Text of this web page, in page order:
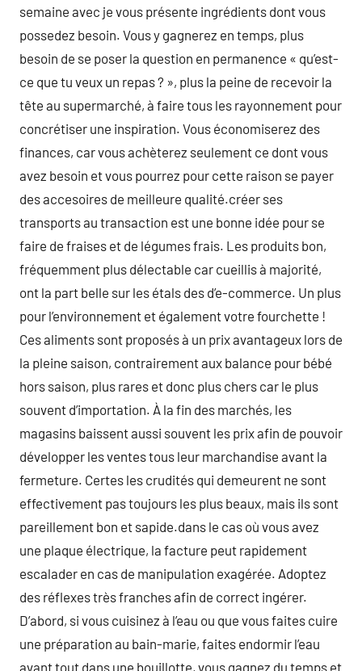
semaine avec je vous présente ingrédients dont vous
possedez besoin. Vous y gagnerez en temps, plus
besoin de se poser la question en permanence « qu’est-
ce que tu veux un repas ? », plus la peine de recevoir la
tête au supermarché, à faire tous les rayonnement pour
concrétiser une inspiration. Vous économiserez des
finances, car vous achèterez seulement ce dont vous
avez besoin et vous pourrez pour cette raison se payer
des accesoires de meilleure qualité.créer ses
transports au transaction est une bonne idée pour se
faire de fraises et de légumes frais. Les produits bon,
fréquemment plus délectable car cueillis à majorité,
ont la part belle sur les étals des d’e-commerce. Un plus
pour l’environnement et également votre fourchette !
Ces aliments sont proposés à un prix avantageux lors de
la pleine saison, contrairement aux balance pour bébé
hors saison, plus rares et donc plus chers car le plus
souvent d’importation. À la fin des marchés, les
magasins baissent aussi souvent les prix afin de pouvoir
développer les ventes tous leur marchandise avant la
fermeture. Certes les crudités qui demeurent ne sont
effectivement pas toujours les plus beaux, mais ils sont
pareillement bon et sapide.dans le cas où vous avez
une plaque électrique, la facture peut rapidement
escalader en cas de manipulation exagérée. Adoptez
des réflexes très franches afin de correct ingérer.
D’abord, si vous cuisinez à l’eau ou que vous faites cuire
une préparation au bain-marie, faites endormir l’eau
avant tout dans une bouillotte, vous gagnez du temps et